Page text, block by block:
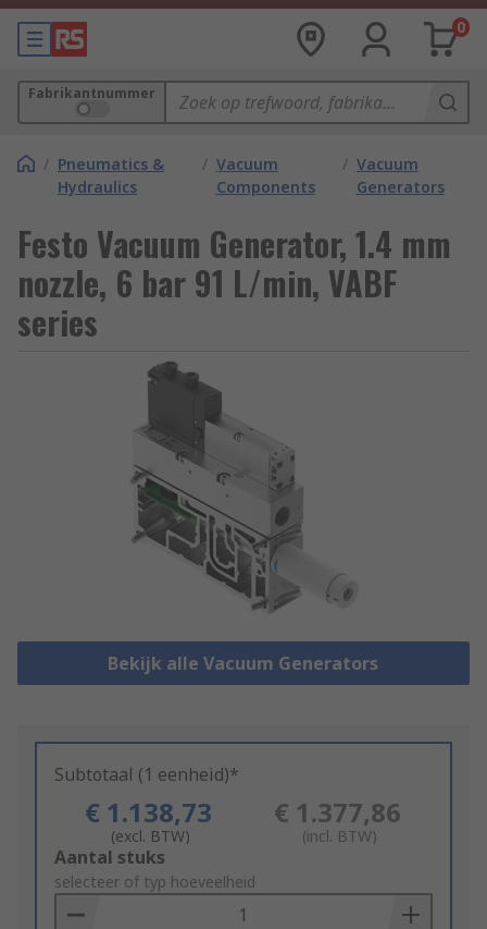
0
Fabrikantnummer
/ Pneumatics &
Hydraulics
/ Vacuum
Components
/ Vacuum
Generators
Festo Vacuum Generator, 1.4 mm
nozzle, 6 bar 91 L/min, VABF
series
Bekijk alle Vacuum Generators
Subtotaal (1 eenheid)*
€ 1.138,73
(excl. BTW)
€ 1.377,86
(incl. BTW)
Add
to
Basket
Aantal stuks
selecteer of typ hoeveelheid